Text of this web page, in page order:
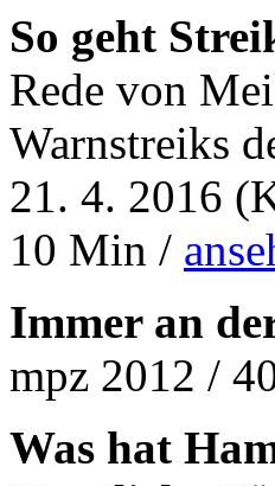
So geht
Rede von
Warnstreiks
21. 4. 2016
10 Min /
Immer an
mpz 2012 /
Was hat